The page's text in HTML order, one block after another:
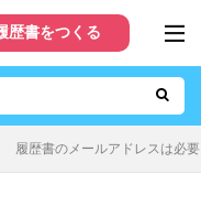
歴書をつくる
履歴書のメールアドレスは必